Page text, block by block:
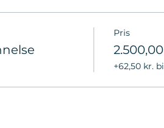
Pris
+62,50 kr.